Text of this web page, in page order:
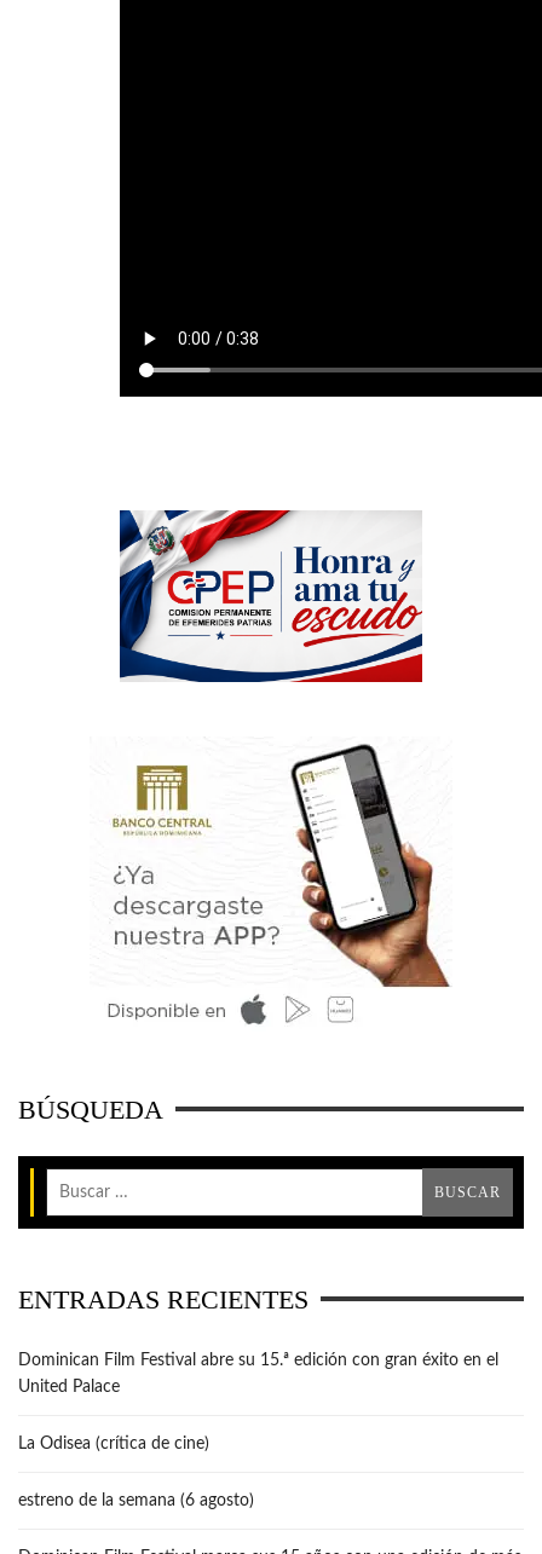
BÚSQUEDA
ENTRADAS RECIENTES
Dominican Film Festival abre su 15.ª edición con gran éxito en el
United Palace
La Odisea (crítica de cine)
estreno de la semana (6 agosto)